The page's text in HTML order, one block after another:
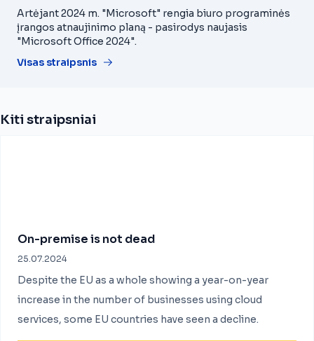
Artėjant 2024 m. "Microsoft" rengia biuro programinės
įrangos atnaujinimo planą - pasirodys naujasis
"Microsoft Office 2024".
Visas straipsnis
Kiti straipsniai
On-premise is not dead
25.07.2024
Despite the EU as a whole showing a year-on-year
increase in the number of businesses using cloud
services, some EU countries have seen a decline.